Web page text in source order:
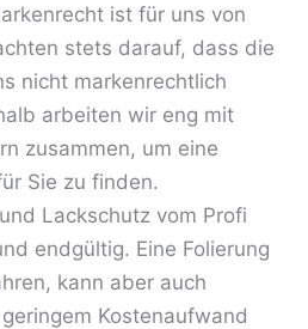
ist für uns von
stets darauf, dass die
nicht markenrechtlich
arbeiten wir eng mit
zusammen, um eine
Sie zu finden.
Lackschutz vom Profi
endgültig. Eine Folierung
kann aber auch
Kostenaufwand